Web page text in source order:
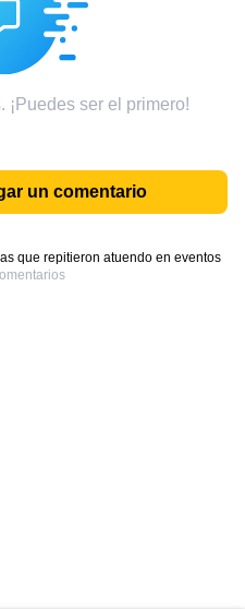
¡Puedes ser el primero!
un comentario
que repitieron atuendo en eventos